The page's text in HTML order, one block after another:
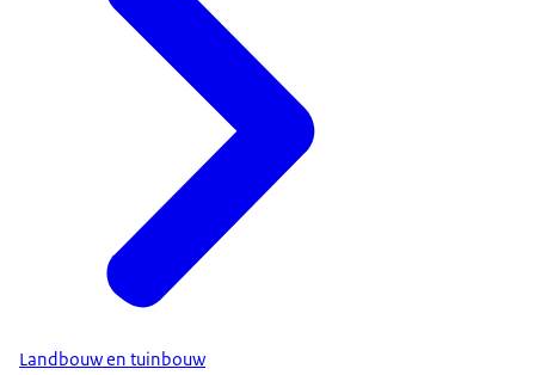
Landbouw en tuinbouw